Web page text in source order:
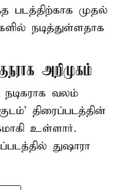
படத்திற்காக முதல்
நடித்துள்ளதாக
அறிமுகம்
நடிகராக வலம்
திரைப்படத்தின்
உள்ளார்.
துஷாரா